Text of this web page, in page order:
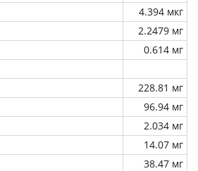
4.394 мкг
2.2479 мг
0.614 мг
228.81 мг
96.94 мг
2.034 мг
14.07 мг
38.47 мг